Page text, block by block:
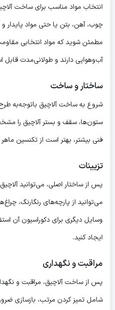
انتخاب مواد مناسب برای ساخت
چوب، آهن، بتن یا حتی مواد پایدار و
مطمئن شوید که مواد انتخابی
آب‌وهوایی دارند و طولانی‌مدت قابل
ساختار و ساخت
شروع به ساخت آلاچیق باتوجه‌به طرح
ستون‌ها، سقف و بستر آلاچیق را
فنی بیشتر، بهتر است از تکنسین
تزیینات
پس از ساختار اصلی، می‌توانید آلاچیق
می‌توانید از پارچه‌های رنگارنگ،
وسایل دیگری برای دکوراسیون آن
ایجاد کنید.
مراقبت و نگهداری
پس از ساخت آلاچیق، مراقبت و
شامل تمیز کردن مرتب، بازسازی